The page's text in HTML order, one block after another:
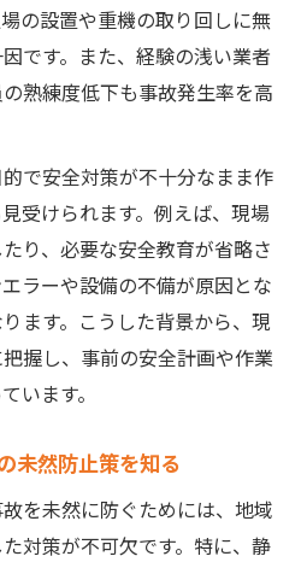
の設置や重機の取り回しに無
です。また、経験の浅い業者
熟練度低下も事故発生率を高
で安全対策が不十分なまま作
受けられます。例えば、現場
り、必要な安全教育が省略さ
ラーや設備の不備が原因とな
ます。こうした背景から、現
握し、事前の安全計画や作業
います。
未然防止策を知る
を未然に防ぐためには、地域
対策が不可欠です。特に、静